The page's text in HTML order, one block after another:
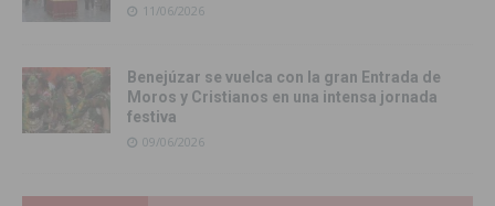
11/06/2026
Benejúzar se vuelca con la gran Entrada de
Moros y Cristianos en una intensa jornada
festiva
09/06/2026